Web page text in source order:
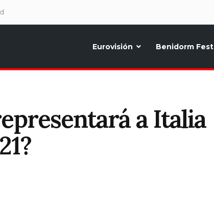
Eurovisión Benidorm Fest
a Italia